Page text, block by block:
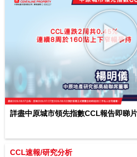
詳盡中原城市領先指數CCL報告即睇片
CCL速報/研究分析